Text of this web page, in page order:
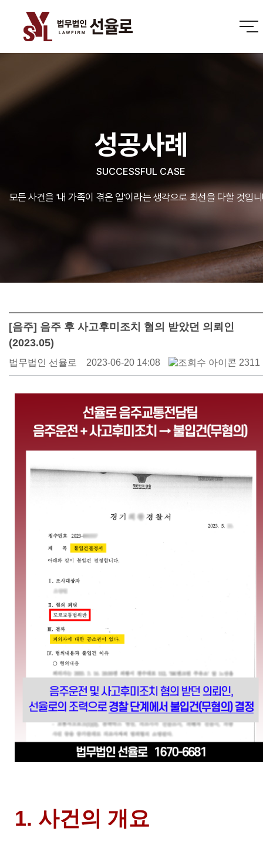
성공사례
SUCCESSFUL CASE
모든 사건을 '내 가족이 겪은 일'이라는 생각으로 최선을 다할 것입
[음주] 음주 후 사고후미조치 혐의 받았던 의뢰인
(2023.05)
법무법인 선율로 2023-06-20 14:08 2311
1. 사건의 개요